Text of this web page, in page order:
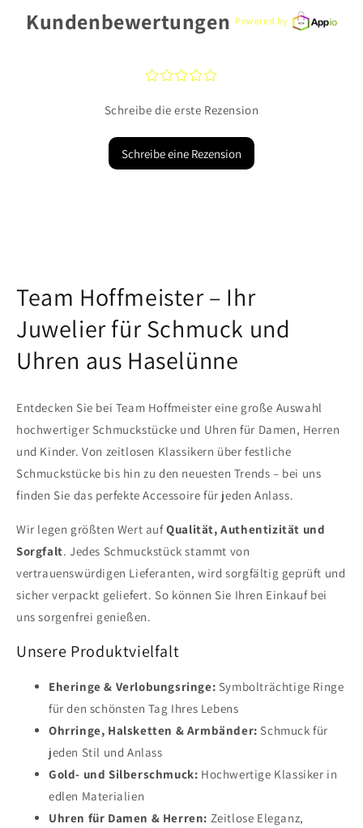
Kundenbewertungen Powered by
¤¤¤¤¤
Schreibe die erste Rezension
Schreibe eine Rezension
Team Hoffmeister – Ihr
Juwelier für Schmuck und
Uhren aus Haselünne
Entdecken Sie bei Team Hoffmeister eine große Auswahl
hochwertiger Schmuckstücke und Uhren für Damen, Herren
und Kinder. Von zeitlosen Klassikern über festliche
Schmuckstücke bis hin zu den neuesten Trends – bei uns
finden Sie das perfekte Accessoire für jeden Anlass.
Wir legen größten Wert aufQualität, Authentizität und
Sorgfalt. Jedes Schmuckstück stammt von
vertrauenswürdigen Lieferanten, wird sorgfältig geprüft und
sicher verpackt geliefert. So können Sie Ihren Einkauf bei
uns sorgenfrei genießen.
Unsere Produktvielfalt
Eheringe & Verlobungsringe: Symbolträchtige Ringe
für den schönsten Tag Ihres Lebens
Ohrringe, Halsketten & Armbänder: Schmuck für
jeden Stil und Anlass
Gold- und Silberschmuck: Hochwertige Klassiker in
edlen Materialien
Uhren für Damen & Herren: Zeitlose Eleganz,